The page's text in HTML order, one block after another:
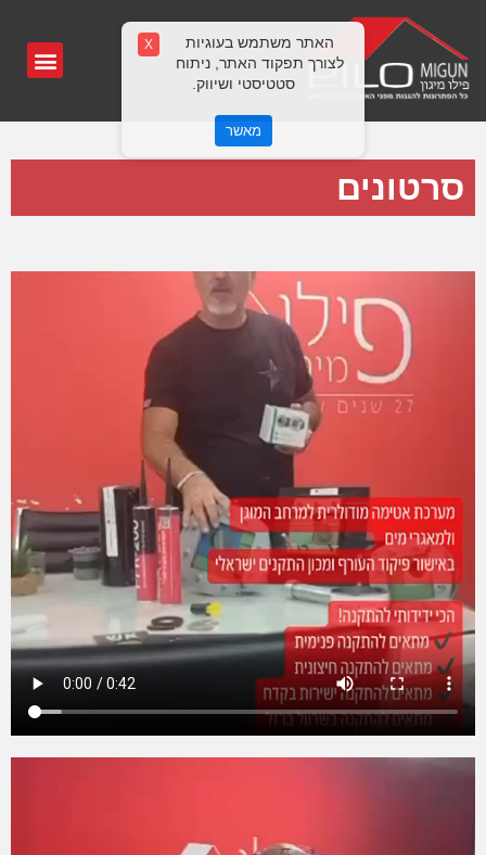
סרטונים
X
האתר משתמש בעוגיות
לצורך תפקוד האתר, ניתוח
סטטיסטי ושיווק.
מאשר